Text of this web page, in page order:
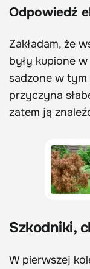
Odpowiedź
Zakładam, że
były kupione
sadzone w tym
przyczyna
zatem ją
Szkodniki,
W pierwszej